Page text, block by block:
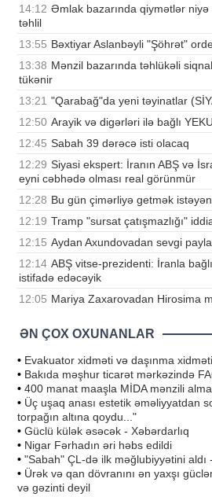
14:12 Əmlak bazarında qiymətlər niyə
təhlil
13:55 Bəxtiyar Aslanbəyli "Şöhrət"
13:38 Mənzil bazarında təhlükəli
tükənir
13:21 "Qarabağ"da yeni təyinatlar
12:50 Arayik və digərləri ilə bağlı
12:45 Sabah 39 dərəcə isti olacaq
12:29 Siyasi ekspert: İranın ABŞ və
eyni cəbhədə olması real görünmür
12:28 Bu gün çimərliyə getmək
12:19 Tramp "sursat çatışmazlığı"
12:15 Aydan Axundovadan sevgi
12:14 ABŞ vitse-prezidenti: İranla
istifadə edəcəyik
12:05 Mariya Zaxarovadan Hirosima
ƏN ÇOX OXUNANLAR
• Evakuator xidməti və daşınma xidməti
• Bakıda məşhur ticarət mərkəzində
• 400 manat maaşla MİDA mənzili
• Üç uşaq anası estetik əməliyyatdan
torpağın altına qoydu..."
• Güclü külək əsəcək - Xəbərdarlıq
• Nigar Fərhadın əri həbs edildi
• "Sabah" ÇL-də ilk məğlubiyyətini aldı
• Ürək və qan dövranını ən yaxşı
və gəzinti deyil